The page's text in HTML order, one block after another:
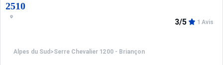
2510
Alpes du Sud >Serre Chevalier 1200 - Briançon
3/5 1 Avis